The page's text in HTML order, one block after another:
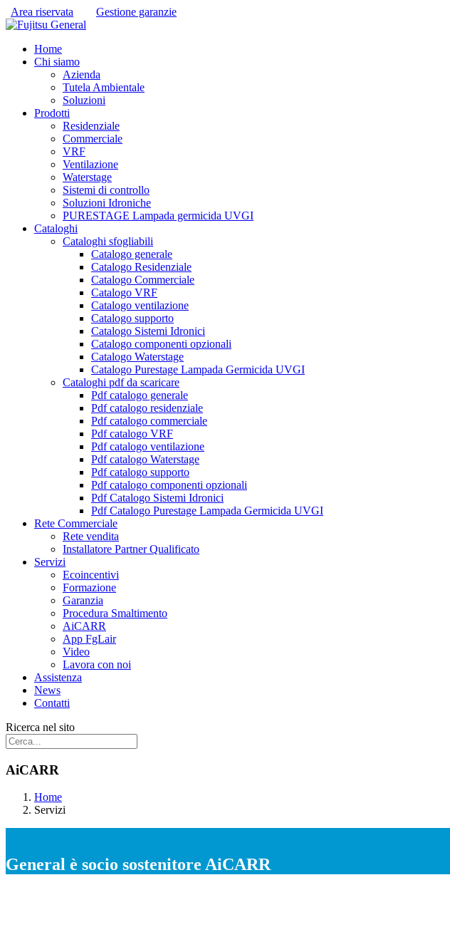
Area riservata Gestione garanzie
Home
Chi siamo
Azienda
Tutela Ambientale
Soluzioni
Prodotti
Residenziale
Commerciale
VRF
Ventilazione
Waterstage
Sistemi di controllo
Soluzioni Idroniche
PURESTAGE Lampada germicida UVGI
Cataloghi
Cataloghi sfogliabili
Catalogo generale
Catalogo Residenziale
Catalogo Commerciale
Catalogo VRF
Catalogo ventilazione
Catalogo supporto
Catalogo Sistemi Idronici
Catalogo componenti opzionali
Catalogo Waterstage
Catalogo Purestage Lampada Germicida UVGI
Cataloghi pdf da scaricare
Pdf catalogo generale
Pdf catalogo residenziale
Pdf catalogo commerciale
Pdf catalogo VRF
Pdf catalogo ventilazione
Pdf catalogo Waterstage
Pdf catalogo supporto
Pdf catalogo componenti opzionali
Pdf Catalogo Sistemi Idronici
Pdf Catalogo Purestage Lampada Germicida UVGI
Rete Commerciale
Rete vendita
Installatore Partner Qualificato
Servizi
Ecoincentivi
Formazione
Garanzia
Procedura Smaltimento
AiCARR
App FgLair
Video
Lavora con noi
Assistenza
News
Contatti
Ricerca nel sito
AiCARR
Home
Servizi
General è socio sostenitore AiCARR